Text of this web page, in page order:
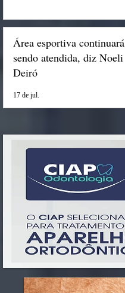
Área esportiva continuará
sendo atendida, diz Noeli
Deiró
17 de jul.